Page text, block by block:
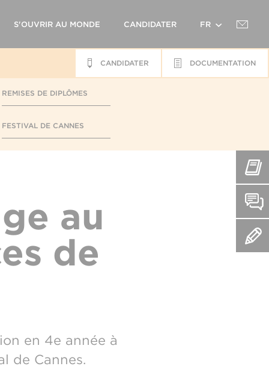
S'OUVRIR AU MONDE CANDIDATER FR
DOCUMENTATION
CANDIDATER
REMISES DE DIPLÔMES
FESTIVAL DE CANNES
au
de
en 4e année à
de Cannes.